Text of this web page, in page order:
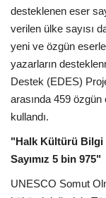
desteklenen eser
verilen ülke sayısı
yeni ve özgün
yazarların
Destek (EDES)
arasında 459
kullandı.
"Halk Kültürü Bilgi
Sayımız 5 bin 975"
UNESCO Somut